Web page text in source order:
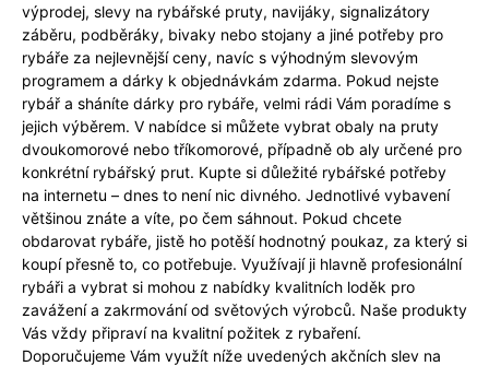
výprodej, slevy na rybářské pruty, navijáky, signalizátory
záběru, podběráky, bivaky nebo stojany a jiné potřeby pro
rybáře za nejlevnější ceny, navíc s výhodným slevovým
programem a dárky k objednávkám zdarma. Pokud nejste
rybář a sháníte dárky pro rybáře, velmi rádi Vám poradíme s
jejich výběrem. V nabídce si můžete vybrat obaly na pruty
dvoukomorové nebo tříkomorové, případně ob aly určené pro
konkrétní rybářský prut. Kupte si důležité rybářské potřeby
na internetu – dnes to není nic divného. Jednotlivé vybavení
většinou znáte a víte, po čem sáhnout. Pokud chcete
obdarovat rybáře, jistě ho potěší hodnotný poukaz, za který si
koupí přesně to, co potřebuje. Využívají ji hlavně profesionální
rybáři a vybrat si mohou z nabídky kvalitních loděk pro
zavážení a zakrmování od světových výrobců. Naše produkty
Vás vždy připraví na kvalitní požitek z rybaření.
Doporučujeme Vám využít níže uvedených akčních slev na